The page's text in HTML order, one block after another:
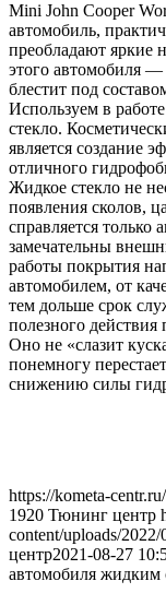
Mini John Cooper
автомобиль,
преобладают яркие
этого автомобиля —
блестит под
Используем в
стекло.
является создание
отличного
Жидкое стекло не
появления сколов,
справляется только
замечательны
работы покрытия
автомобилем, от
тем дольше срок
полезного действия
Оно не «слазит
понемногу
снижению силы
https://kometa-
1920 Тюнинг центр
content/uploads/
центр2021-08-27
автомобиля